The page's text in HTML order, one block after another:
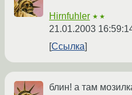
Hirnfuhler ★★
21.01.2003
Ссылка
блин! а там